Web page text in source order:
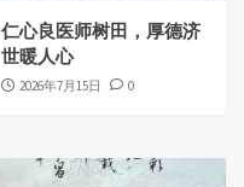
仁心良医师树田，厚德济
世暖人心
2026年7月15日 0